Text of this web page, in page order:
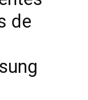
de